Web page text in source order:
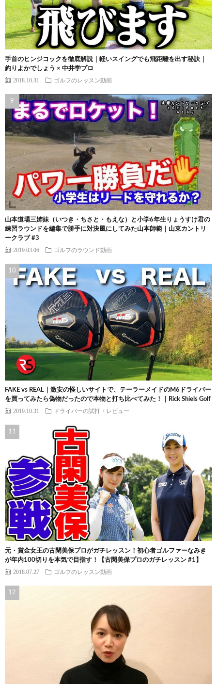
手首のヒンジコックを徹底解説｜軽いスイングでも飛距離を出す秘訣｜
釣りよかでしょう × 中井学プロ
2018.10.31 ゴルフのレッスン動画
山本道場三姉妹（いつき・ちさと・もえな）と小学6年生りょうすけ君の
練習ラウンドを編集で勝手に対決風にしてみた山本師範｜山東カントリ
ークラブ #3
2019.03.06 ゴルフのラウンド動画
FAKE vs REAL｜激安の怪しいサイトで、テーラーメイドのM6ドライバー
を買ってみたら偽物だったので本物と打ち比べてみた！｜Rick Shiels Golf
2019.10.31 ドライバーの試打・レビュー
元・賞金女王の古閑美保プロがガチレッスン！初心者ゴルファーなみき
が年内100切りを本気で目指す！【古閑美保プロのガチレッスン #1】
2018.07.27 ゴルフのレッスン動画